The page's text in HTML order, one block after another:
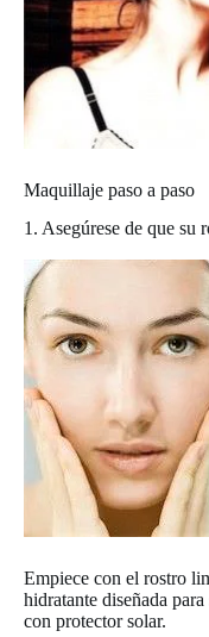
Maquillaje paso a paso
1. Asegúrese de que su
Empiece con el rostro
hidratante diseñada
con protector solar.